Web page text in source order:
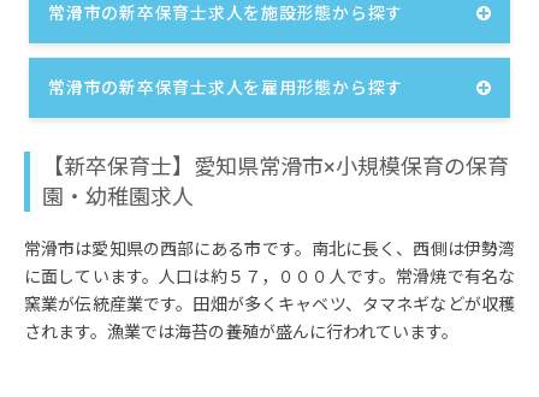
常滑市の新卒保育士求人を施設形態から探す
常滑市の新卒保育士求人を雇用形態から探す
【新卒保育士】愛知県常滑市×小規模保育の保育
園・幼稚園求人
常滑市は愛知県の西部にある市です。南北に長く、西側は伊勢湾
に面しています。人口は約５７，０００人です。常滑焼で有名な
窯業が伝統産業です。田畑が多くキャベツ、タマネギなどが収穫
されます。漁業では海苔の養殖が盛んに行われています。